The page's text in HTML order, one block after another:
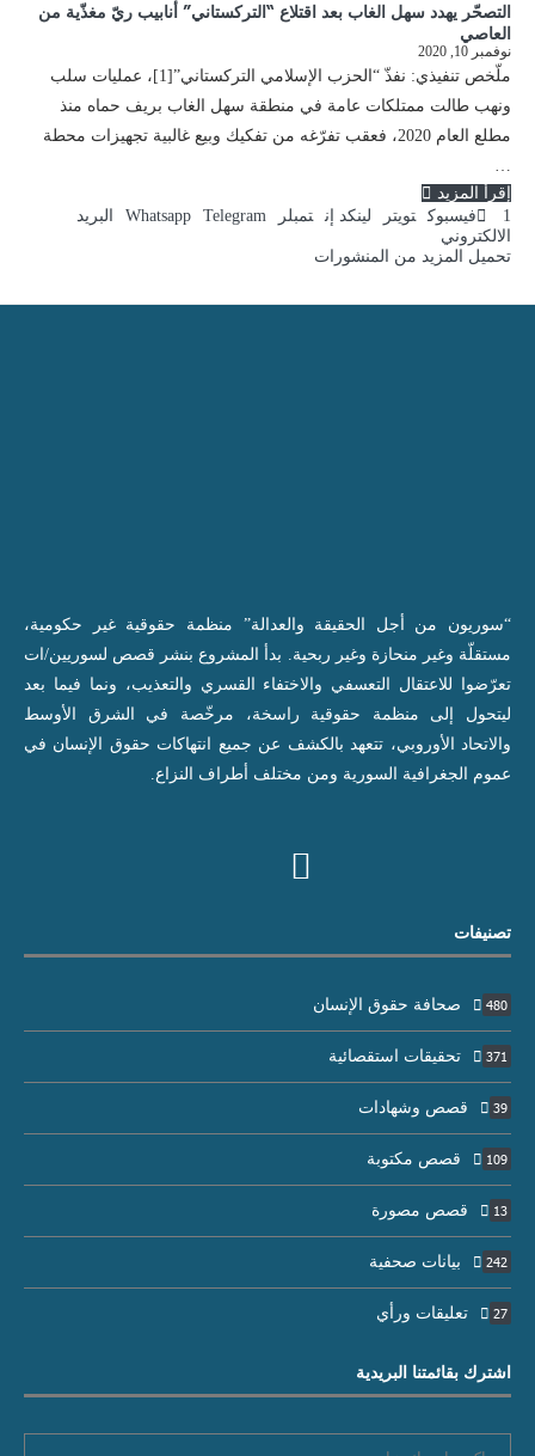
التصحّر يهدد سهل الغاب بعد اقتلاع “التركستاني” أنابيب ريّ مغذّية من
العاصي
نوفمبر 10, 2020
ملّخص تنفيذي: نفذّ “الحزب الإسلامي التركستاني”[1]، عمليات سلب
ونهب طالت ممتلكات عامة في منطقة سهل الغاب بريف حماه منذ
مطلع العام 2020، فعقب تفرّغه من تفكيك وبيع غالبية تجهيزات محطة
…
إقرأ المزيد
1
فيسبوك تويتر لينكد إن تمبلر Whatsapp Telegram
البريد
الالكتروني
تحميل المزيد من المنشورات
“سوريون من أجل الحقيقة والعدالة” منظمة حقوقية غير حكومية،
مستقلّة وغير منحازة وغير ربحية. بدأ المشروع بنشر قصص لسوريين/ات
تعرّضوا للاعتقال التعسفي والاختفاء القسري والتعذيب، ونما فيما بعد
ليتحول إلى منظمة حقوقية راسخة، مرخّصة في الشرق الأوسط
والاتحاد الأوروبي، تتعهد بالكشف عن جميع انتهاكات حقوق الإنسان في
عموم الجغرافية السورية ومن مختلف أطراف النزاع.
تصنيفات
صحافة حقوق الإنسان 480
تحقيقات استقصائية 371
قصص وشهادات 39
قصص مكتوبة 109
قصص مصورة 13
بيانات صحفية 242
تعليقات ورأي 27
اشترك بقائمتنا البريدية